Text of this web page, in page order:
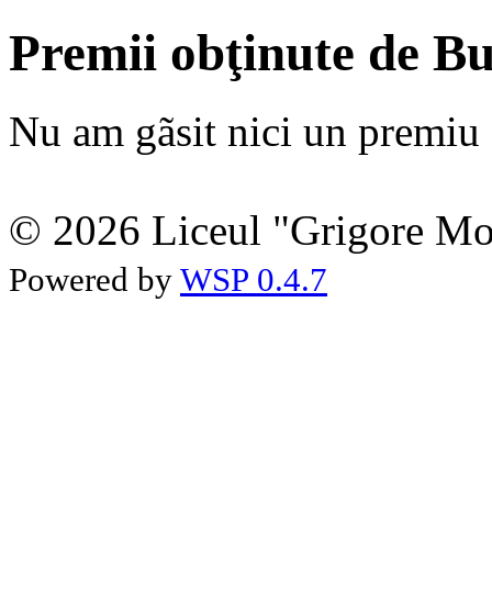
Premii obţinute de
Nu am gãsit nici un premiu
© 2026 Liceul "Grigore
Powered by WSP 0.4.7